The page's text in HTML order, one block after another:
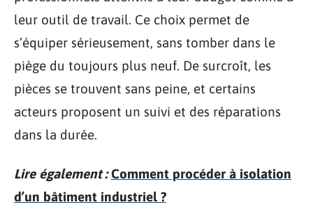
leur outil de travail. Ce choix permet de
s’équiper sérieusement, sans tomber dans le
piège du toujours plus neuf. De surcroît, les
pièces se trouvent sans peine, et certains
acteurs proposent un suivi et des réparations
dans la durée.
Lire également : Comment procéder à isolation
d’un bâtiment industriel ?